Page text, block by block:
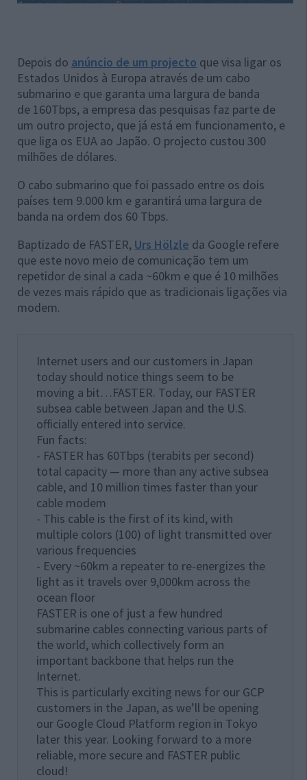
Depois do anúncio de um projecto que visa ligar os
Estados Unidos à Europa através de um cabo
submarino e que garanta uma largura de banda
de 160Tbps, a empresa das pesquisas faz parte de
um outro projecto, que já está em funcionamento, e
que liga os EUA ao Japão. O projecto custou 300
milhões de dólares.
O cabo submarino que foi passado entre os dois
países tem 9.000 km e garantirá uma largura de
banda na ordem dos 60 Tbps.
Baptizado de FASTER, Urs Hölzle da Google refere
que este novo meio de comunicação tem um
repetidor de sinal a cada ~60km e que é 10 milhões
de vezes mais rápido que as tradicionais ligações via
modem.
Internet users and our customers in Japan
today should notice things seem to be
moving a bit…FASTER. Today, our FASTER
subsea cable between Japan and the U.S.
officially entered into service.
Fun facts:
- FASTER has 60Tbps (terabits per second)
total capacity — more than any active subsea
cable, and 10 million times faster than your
cable modem
- This cable is the first of its kind, with
multiple colors (100) of light transmitted over
various frequencies
- Every ~60km a repeater to re-energizes the
light as it travels over 9,000km across the
ocean floor
FASTER is one of just a few hundred
submarine cables connecting various parts of
the world, which collectively form an
important backbone that helps run the
Internet.
This is particularly exciting news for our GCP
customers in the Japan, as we’ll be opening
our Google Cloud Platform region in Tokyo
later this year. Looking forward to a more
reliable, more secure and FASTER public
cloud!